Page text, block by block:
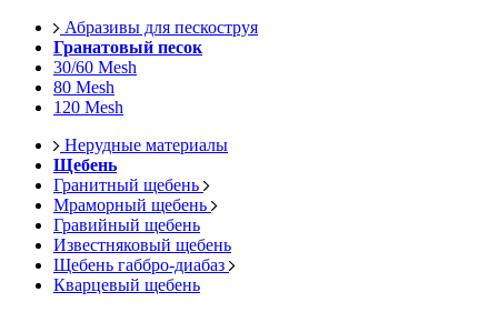
Абразивы для пескоструя
Гранатовый песок
30/60 Mesh
80 Mesh
120 Mesh
Нерудные материалы
Щебень
Гранитный щебень
Мраморный щебень
Гравийный щебень
Известняковый щебень
Щебень габбро-диабаз
Кварцевый щебень